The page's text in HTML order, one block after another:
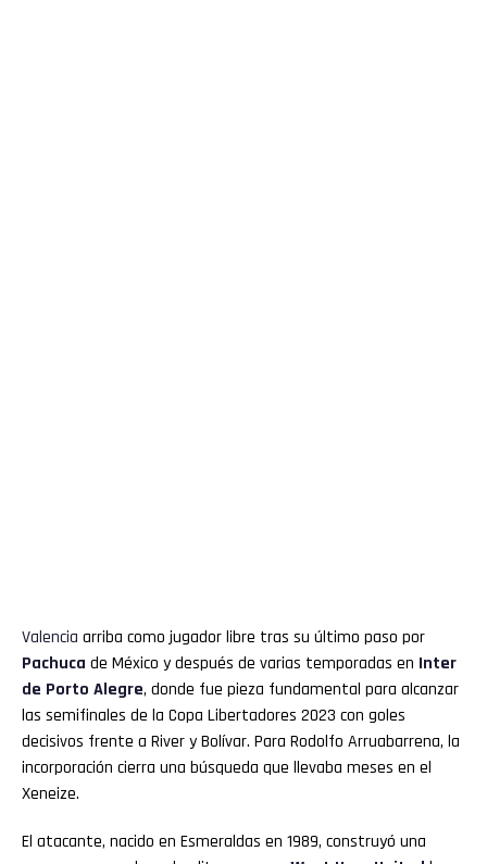
Valencia arriba como jugador libre tras su último paso por
Pachuca de México y después de varias temporadas en Inter
de Porto Alegre, donde fue pieza fundamental para alcanzar
las semifinales de la Copa Libertadores 2023 con goles
decisivos frente a River y Bolívar. Para Rodolfo Arruabarrena, la
incorporación cierra una búsqueda que llevaba meses en el
Xeneize.
El atacante, nacido en Esmeraldas en 1989, construyó una